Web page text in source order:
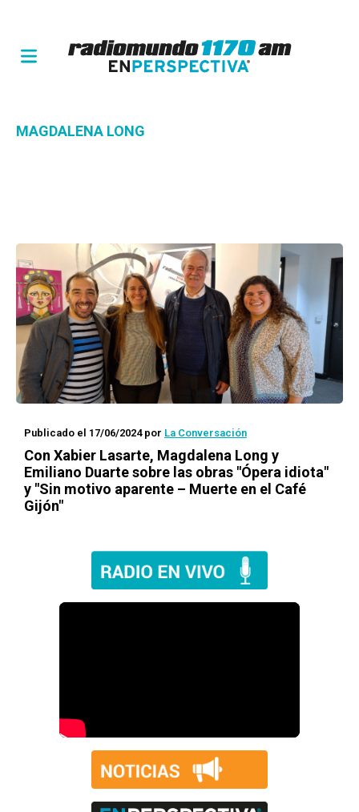
MAGDALENA LONG
Publicado el 17/06/2024por La Conversación
Con Xabier Lasarte, Magdalena Long y
Emiliano Duarte sobre las obras "Ópera idiota"
y "Sin motivo aparente – Muerte en el Café
Gijón"